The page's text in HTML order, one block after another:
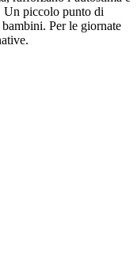
Un piccolo punto di
Per le giornate